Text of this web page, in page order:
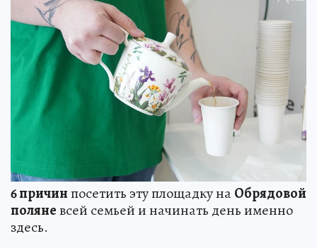
6 причинпосетить эту площадку наОбрядовой
поляневсей семьей и начинать день именно
здесь.